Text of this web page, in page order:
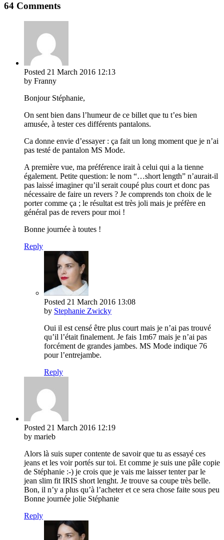
64 Comments
Posted 21 March 2016 12:13
by Franny
Bonjour Stéphanie,
On sent bien dans l’humeur de ce billet que tu t’es bien
amusée, à tester ces différents pantalons.
Ca donne envie d’essayer : ça fait un long moment que je n’ai
pas testé de pantalon MS Mode.
A première vue, ma préférence irait à celui qui a la tienne
également. Petite question: le nom “…short length” n’aurait-il
pas laissé imaginer qu’il serait coupé plus court et donc pas
nécessaire de faire un revers ? Je comprends ton choix de le
porter comme ça ; le résultat est très joli mais je préfère en
général pas de revers pour moi !
Bonne journée à toutes !
Reply
Posted 21 March 2016 13:08
by Stephanie Zwicky
Oui il est censé être plus court mais je n’ai pas trouvé
qu’il l’était finalement. Je fais 1m67 mais je n’ai pas
forcément de grandes jambes. MS Mode indique 76
pour l’entrejambe.
Reply
Posted 21 March 2016 12:19
by marieb
Alors là suis super contente de savoir que tu as essayé ces
jeans et les voir portés sur toi. Et comme je suis une pâle copie
de Stéphanie :-) je crois que je vais me laisser tenter par le
jean slim fit IRIS short lenght. Je trouve sa coupe très belle.
Bon, il n’y a plus qu’à l’acheter et ce sera chose faite sous peu
Bonne journée jolie Stéphanie
Reply